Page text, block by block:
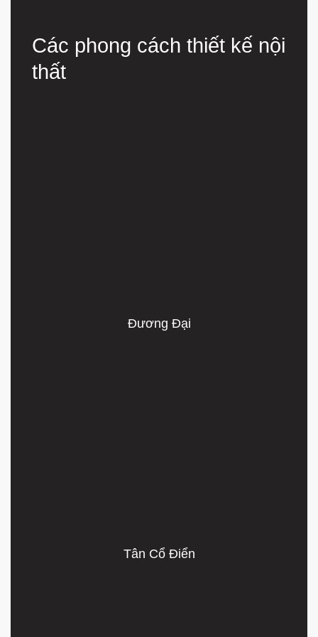
Các phong cách thiết kế nội
thất
Đương Đại
Tân Cổ Điển